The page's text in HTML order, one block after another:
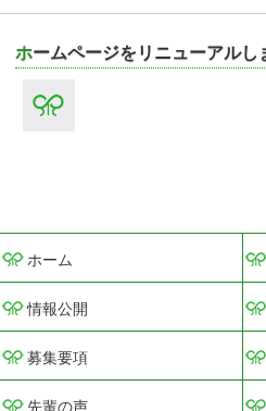
ホームページをリニューアルし
ホーム
情報公開
募集要項
先輩の声